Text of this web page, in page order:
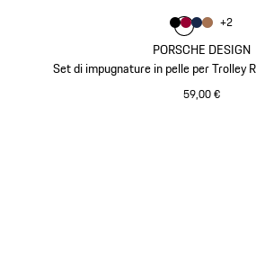
PORSCHE DESIGN
Set di impugnature in pelle per Trolley
59,00 €
Colore
ColoreNero
Colore Rosso
Colore
Colore
+2